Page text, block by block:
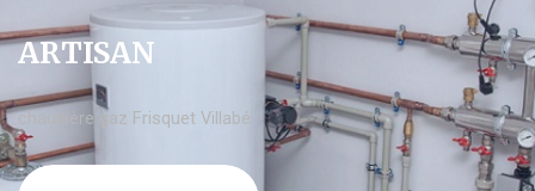
ARTISAN
chaudière gaz Frisquet Villabé